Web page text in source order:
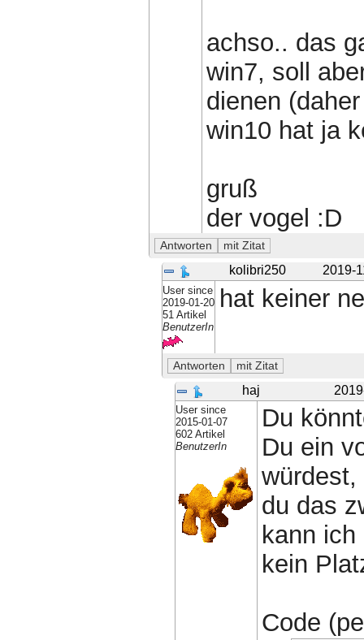
achso.. das
win7, soll
dienen
win10 hat ja
gruß
der vogel :D
kolibri250 2019-
User since
2019-01-20
51 Artikel
BenutzerIn
hat keiner
haj
User since
2015-01-07
602 Artikel
BenutzerIn
Du
Du ein
du das
kann
kein
Code